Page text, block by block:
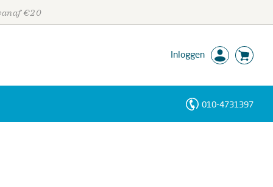
€20
Inloggen
010-4731397
Personen